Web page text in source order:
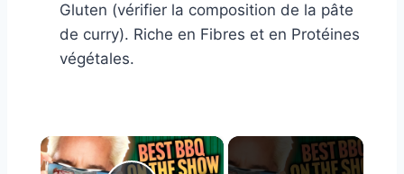
Gluten (vérifier la composition de la pâte
de curry). Riche en Fibres et en Protéines
végétales.
×